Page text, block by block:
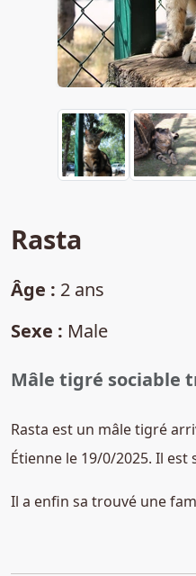
Rasta
Âge : 2 ans
Sexe : Male
Mâle tigré sociable
Rasta est un mâle tigré
Étienne le 19/0/2025. Il
Il a enfin sa trouvé une